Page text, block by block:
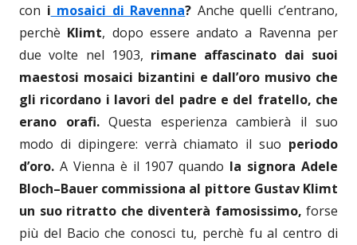
con i mosaici di Ravenna? Anche quelli c’entrano,
perchè Klimt, dopo essere andato a Ravenna per
due volte nel 1903, rimane affascinato dai suoi
maestosi mosaici bizantini e dall’oro musivo che
gli ricordano i lavori del padre e del fratello, che
erano orafi.Questa esperienza cambierà il suo
modo di dipingere: verrà chiamato il suo periodo
d’oro. A Vienna è il 1907 quando la signoraAdele
Bloch–Bauer commissiona al pittore GustavKlimt
un suoritratto che diventerà famosissimo, forse
più del Bacio che conosci tu, perchè fu al centro di